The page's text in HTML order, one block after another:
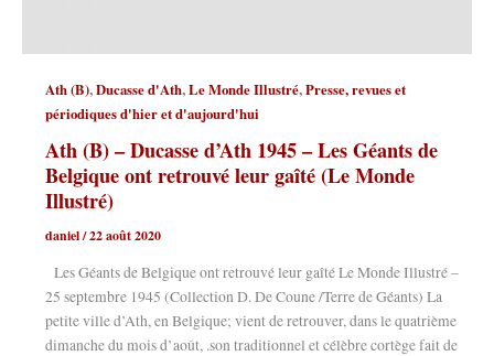
Ath (B),Ducasse d'Ath,Le Monde Illustré,Presse, revues et
périodiques d'hier et d'aujourd'hui
Ath (B) – Ducasse d’Ath 1945 – Les Géants de
Belgique ont retrouvé leur gaîté (Le Monde
Illustré)
daniel/22 août 2020
Les Géants de Belgique ont retrouvé leur gaîté Le Monde Illustré –
25 septembre 1945 (Collection D. De Coune /Terre de Géants) La
petite ville d’Ath, en Belgique; vient de retrouver, dans le quatrième
dimanche du mois d’août, .son traditionnel et célèbre cortège fait de